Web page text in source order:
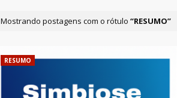
Mostrando postagens com o rótulo RESUMO
RESUMO